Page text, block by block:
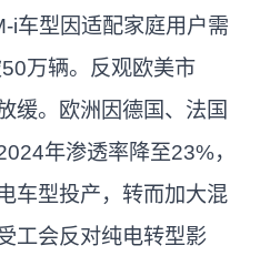
i车型因适配家庭用户需
万辆。反观欧美市
缓。欧洲因德国、法国
年渗透率降至23%，
车型投产，转而加大混
工会反对纯电转型影